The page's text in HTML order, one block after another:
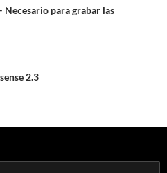
para grabar las
2.3